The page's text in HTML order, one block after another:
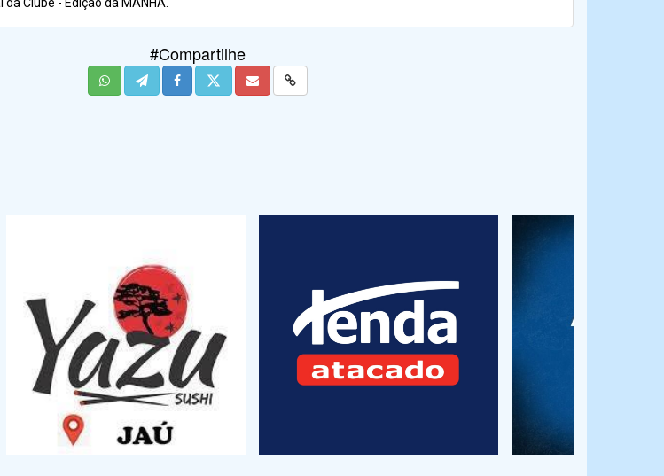
#Compartilhe